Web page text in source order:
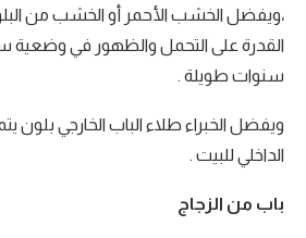
،ويفضل الخشب الأحمر أو الخشب من
القدرة على التحمل والظهور في وضعية
سنوات طويلة .
ويفضل الخبراء طلاء الباب الخارجي بلون
الداخلي للبيت .
باب من الزجاج